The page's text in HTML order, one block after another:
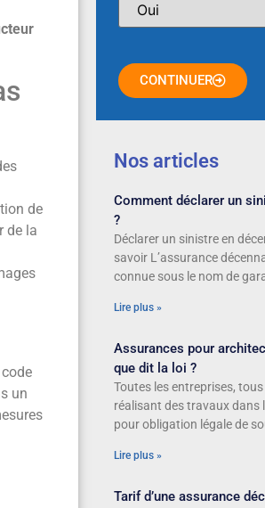
de
de la
un
CONTINUER
Nos articles
Comment déclarer un
?
Déclarer un sinistre en
savoir L’assurance
connue sous le nom de
Lire plus »
Assurances pour
que dit la loi ?
Toutes les entreprises,
réalisant des travaux dans
pour obligation légale de
Lire plus »
Tarif d’une assurance